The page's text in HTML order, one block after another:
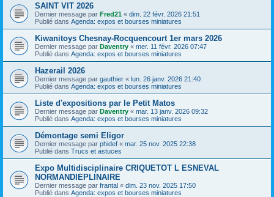
SAINT VIT 2026
Dernier message par Fred21 « dim. 22 févr. 2026 21:51
Publié dans Agenda: expos et bourses miniatures
Kiwanitoys Chesnay-Rocquencourt 1er mars 2026
Dernier message par Daventry « mer. 11 févr. 2026 07:47
Publié dans Agenda: expos et bourses miniatures
Hazerail 2026
Dernier message par gauthier « lun. 26 janv. 2026 21:40
Publié dans Agenda: expos et bourses miniatures
Liste d'expositions par le Petit Matos
Dernier message par Daventry « mar. 13 janv. 2026 09:32
Publié dans Agenda: expos et bourses miniatures
Démontage semi Eligor
Dernier message par phidef « mar. 25 nov. 2025 22:38
Publié dans Trucs et astuces
Expo Multidisciplinaire CRIQUETOT L ESNEVAL
NORMANDIEPLINAIRE
Dernier message par frantal « dim. 23 nov. 2025 17:50
Publié dans Agenda: expos et bourses miniatures